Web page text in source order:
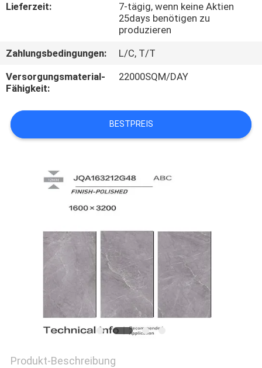
EIN
ANGEBOT
DATENSCHUTZRICHTLINIE
Lieferzeit:
7-tägig, wenn keine Aktien
25days benötigen zu
produzieren
Zahlungsbedingungen:
L/C, T/T
Versorgungsmaterial-
Fähigkeit:
22000SQM/DAY
BESTPREIS
Produkt-Beschreibung